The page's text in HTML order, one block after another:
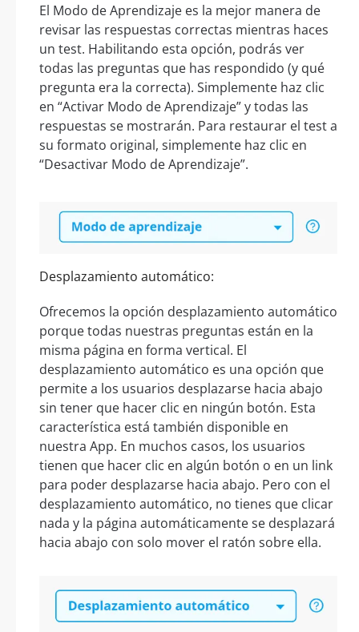
El Modo de Aprendizaje es la mejor manera de
revisar las respuestas correctas mientras haces
un test. Habilitando esta opción, podrás ver
todas las preguntas que has respondido (y qué
pregunta era la correcta). Simplemente haz clic
en “Activar Modo de Aprendizaje” y todas las
respuestas se mostrarán. Para restaurar el test a
su formato original, simplemente haz clic en
“Desactivar Modo de Aprendizaje”.
Desplazamiento automático:
Ofrecemos la opción desplazamiento automático
porque todas nuestras preguntas están en la
misma página en forma vertical. El
desplazamiento automático es una opción que
permite a los usuarios desplazarse hacia abajo
sin tener que hacer clic en ningún botón. Esta
característica está también disponible en
nuestra App. En muchos casos, los usuarios
tienen que hacer clic en algún botón o en un link
para poder desplazarse hacia abajo. Pero con el
desplazamiento automático, no tienes que clicar
nada y la página automáticamente se desplazará
hacia abajo con solo mover el ratón sobre ella.